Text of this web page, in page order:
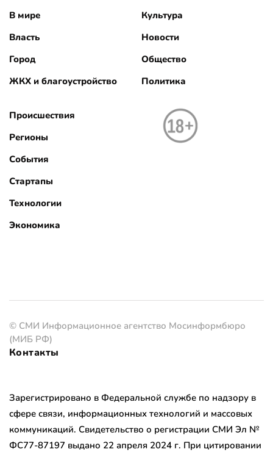
В мире
Власть
Город
ЖКХ и благоустройство
Культура
Новости
Общество
Политика
Происшествия
Регионы
События
Стартапы
Технологии
Экономика
© СМИ Информационное агентство Мосинформбюро
(МИБ РФ)
Контакты
Зарегистрировано в Федеральной службе по надзору в
сфере связи, информационных технологий и массовых
коммуникаций. Свидетельство о регистрации СМИ Эл №
ФС77-87197 выдано 22 апреля 2024 г. При цитировании